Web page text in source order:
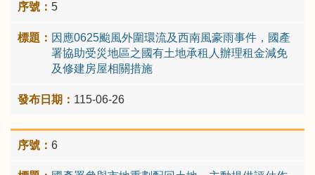
5
因應0625颱風外圍環流及西南風豪雨事件，國產
署協助受災地區之國有土地承租人辦理租金減免
及修建房屋相關措施
115-06-26
6